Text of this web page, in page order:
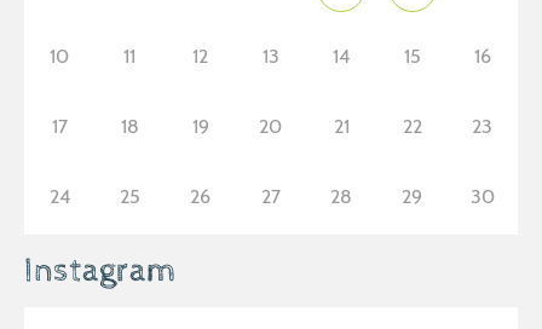
10 11 12 13 14 15 16
17 18 19 20 21 22 23
24 25 26 27 28 29 30
Instagram